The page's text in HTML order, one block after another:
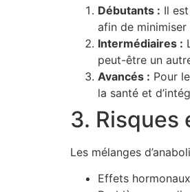
Débutants : Il
afin de
Intermédiaires :
peut-être un
Avancés : Pour
la santé et
3. Risques
Les mélanges
Effets